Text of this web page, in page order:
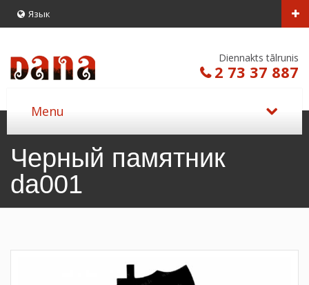
Язык
Diennakts tālrunis
2 73 37 887
Черный памятник
da001